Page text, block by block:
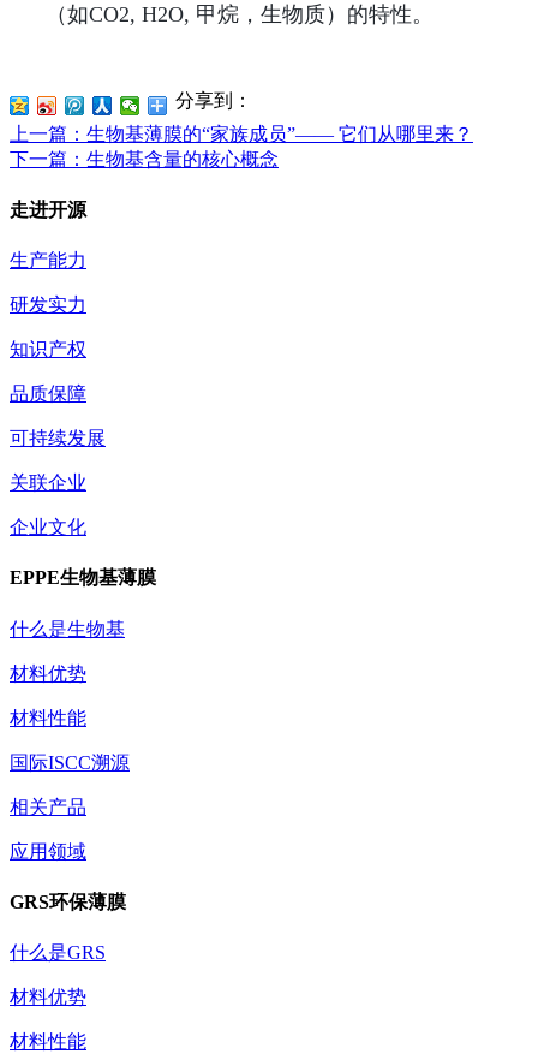
（如CO2, H2O, 甲烷，生物质）的特性。
分享到：
上一篇 ：生物基薄膜的“家族成员”—— 它们从哪里来？
下一篇 ：生物基含量的核心概念
走进开源
生产能力
研发实力
知识产权
品质保障
可持续发展
关联企业
企业文化
EPPE生物基薄膜
什么是生物基
材料优势
材料性能
国际ISCC溯源
相关产品
应用领域
GRS环保薄膜
什么是GRS
材料优势
材料性能